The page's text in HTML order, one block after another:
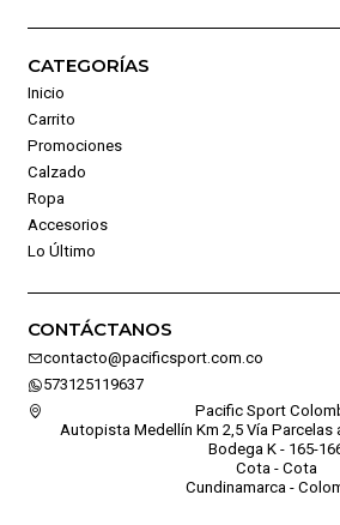
CATEGORÍAS
Inicio
Carrito
Promociones
Calzado
Ropa
Accesorios
Lo Último
CONTÁCTANOS
contacto@pacificsport.com.co
573125119637
Pacific Sport
Autopista Medellín Km 2,5 Vía Parcelas
Bodega K - 165-
Cota - Cota
Cundinamarca -